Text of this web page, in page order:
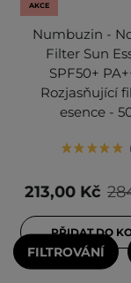
AKCE
Numbuzin -
Filter Sun
SPF50+
Rozjasňující
esence -
213,00 Kč
PŘIDAT DO
FILTROVÁNÍ